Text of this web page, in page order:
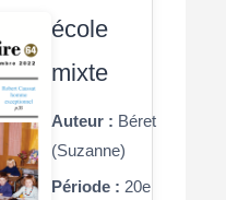
école
mixte
Auteur : Béret
(Suzanne)
Période : 20e